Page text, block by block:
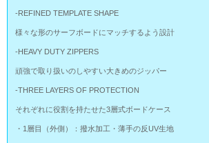
-REFINED TEMPLATE SHAPE
様々な形のサーフボードにマッチするよう設計
-HEAVY DUTY ZIPPERS
頑強で取り扱いのしやすい大きめのジッパー
-THREE LAYERS OF PROTECTION
それぞれに役割を持たせた3層式ボードケース
・1層目（外側）：撥水加工・薄手の反UV生地